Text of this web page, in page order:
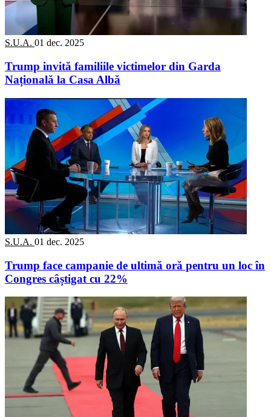
S.U.A. 01 dec. 2025
Trump invită familiile victimelor din Garda
Națională la Casa Albă
S.U.A. 01 dec. 2025
Trump face campanie de ultimă oră pentru un loc în
Congres câștigat cu 22%